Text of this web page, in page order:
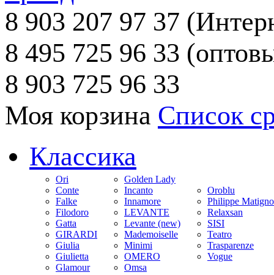
8 903 207 97 37
8 495 725 96 33
8 903 725 96 33
Моя корзина Список
Классика
Ori
Conte
Falke
Filodoro
Gatta
GIRARDI
Giulia
Giulietta
Glamour
Golden Lady
Incanto
Innamore
LEVANTE
Levante (new)
Mademoiselle
Minimi
OMERO
Omsa
Oroblu
Philippe
Relaxsan
SISI
Teatro
Trasparenze
Vogue